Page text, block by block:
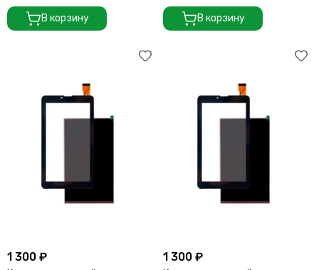
В корзину В корзину
1 300 ₽ 1 300 ₽